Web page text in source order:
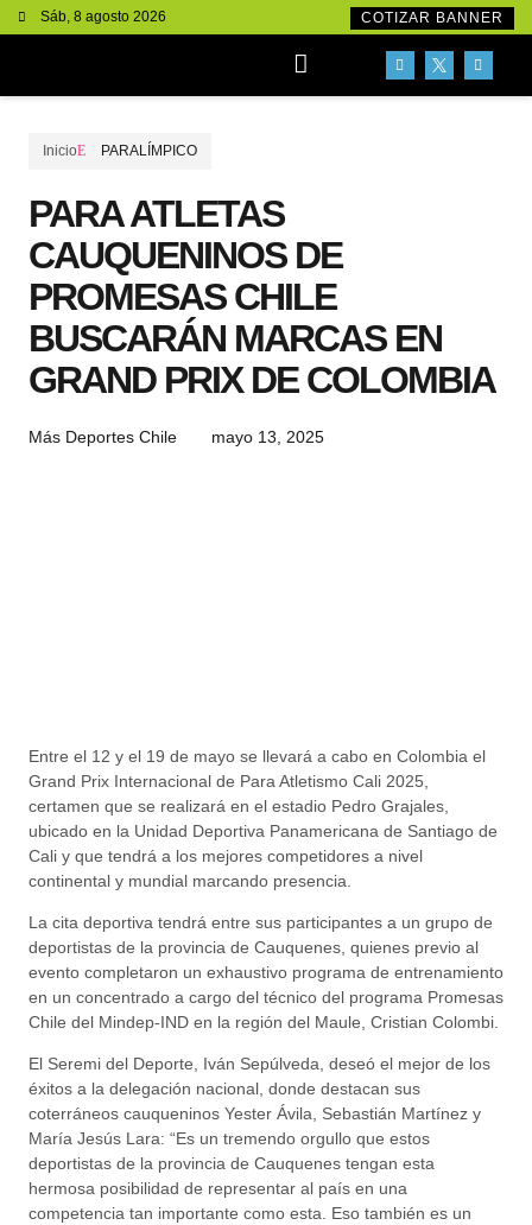
Sáb, 8 agosto 2026 COTIZAR BANNER
Inicio PARALÍMPICO
PARA ATLETAS
CAUQUENINOS DE
PROMESAS CHILE
BUSCARÁN MARCAS EN
GRAND PRIX DE COLOMBIA
Más Deportes Chile mayo 13, 2025
Entre el 12 y el 19 de mayo se llevará a cabo en Colombia el
Grand Prix Internacional de Para Atletismo Cali 2025,
certamen que se realizará en el estadio Pedro Grajales,
ubicado en la Unidad Deportiva Panamericana de Santiago de
Cali y que tendrá a los mejores competidores a nivel
continental y mundial marcando presencia.
La cita deportiva tendrá entre sus participantes a un grupo de
deportistas de la provincia de Cauquenes, quienes previo al
evento completaron un exhaustivo programa de entrenamiento
en un concentrado a cargo del técnico del programa Promesas
Chile del Mindep-IND en la región del Maule, Cristian Colombi.
El Seremi del Deporte, Iván Sepúlveda, deseó el mejor de los
éxitos a la delegación nacional, donde destacan sus
coterráneos cauqueninos Yester Ávila, Sebastián Martínez y
María Jesús Lara: “Es un tremendo orgullo que estos
deportistas de la provincia de Cauquenes tengan esta
hermosa posibilidad de representar al país en una
competencia tan importante como esta. Eso también es un